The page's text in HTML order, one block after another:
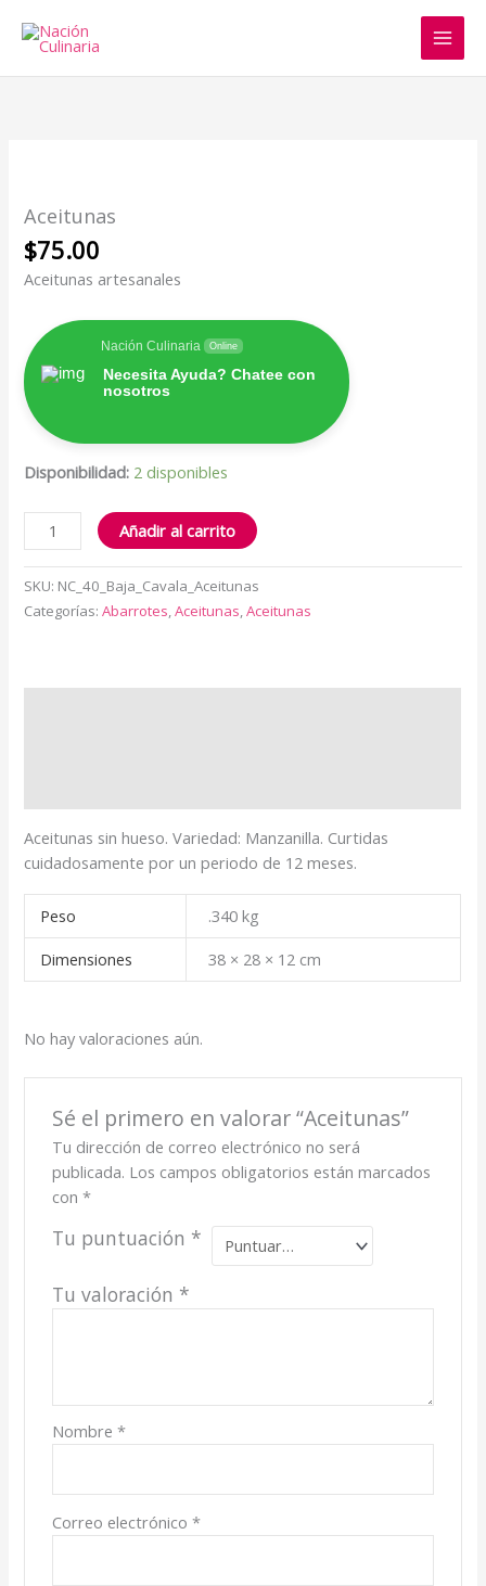
Aceitunas
$75.00
Aceitunas artesanales
Nación Culinaria Online
Necesita Ayuda? Chatee con
nosotros
Disponibilidad: 2 disponibles
Añadir al carrito
SKU: NC_40_Baja_Cavala_Aceitunas
Categorías:Abarrotes,Aceitunas,Aceitunas
Aceitunas sin hueso. Variedad: Manzanilla. Curtidas
cuidadosamente por un periodo de 12 meses.
Peso
.340 kg
Dimensiones
38 × 28 × 12 cm
No hay valoraciones aún.
Sé el primero en valorar “Aceitunas”
Tu dirección de correo electrónico no será
publicada. Los campos obligatorios están marcados
con *
Tu puntuación *
Tu valoración *
Nombre *
Correo electrónico *